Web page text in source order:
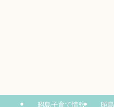
昭島子育て情報 昭